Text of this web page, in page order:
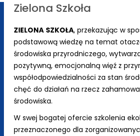
Zielona Szkoła
ZIELONA SZKOŁA, przekazując w
podstawową wiedzę na temat
środowiska przyrodniczego,
pozytywną, emocjonalną więź z
współodpowiedzialności za stan
chęć do działań na rzecz
środowiska.
W swej bogatej ofercie szkolenia
przeznaczonego dla